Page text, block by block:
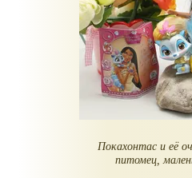
Покахонтас и её
питомец,